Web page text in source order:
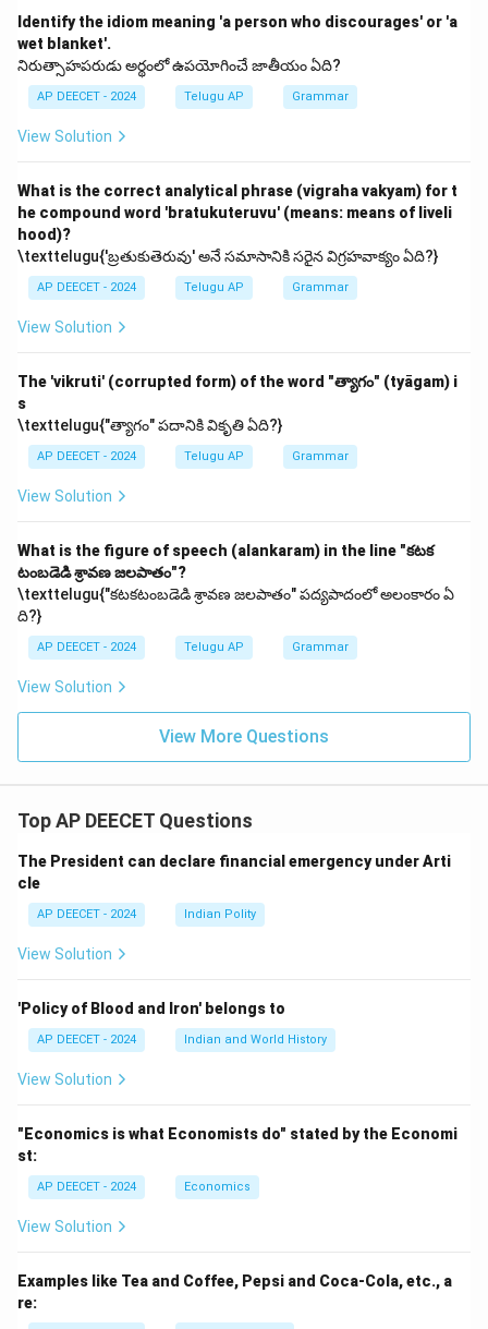
Identify the idiom meaning 'a person who discourages' or 'a
wet blanket'.
నిరుత్సాహపరుడు అర్థంలో ఉపయోగించే జాతీయం ఏది?
AP DEECET - 2024 Telugu AP Grammar
View Solution
What is the correct analytical phrase (vigraha vakyam) for t
he compound word 'bratukuteruvu' (means: means of liveli
hood)?
\texttelugu{'బ్రతుకుతెరువు' అనే సమాసానికి సరైన విగ్రహవాక్యం ఏది?}
AP DEECET - 2024 Telugu AP Grammar
View Solution
The 'vikruti' (corrupted form) of the word "త్యాగం" (tyāgam) i
s
\texttelugu{"త్యాగం" పదానికి వికృతి ఏది?}
AP DEECET - 2024 Telugu AP Grammar
View Solution
What is the figure of speech (alankaram) in the line "కటక
టంబడెడి శ్రావణ జలపాతం"?
\texttelugu{"కటకటంబడెడి శ్రావణ జలపాతం" పద్యపాదంలో అలంకారం ఏ
ది?}
AP DEECET - 2024 Telugu AP Grammar
View Solution
View More Questions
Top AP DEECET Questions
The President can declare financial emergency under Arti
cle
AP DEECET - 2024 Indian Polity
View Solution
'Policy of Blood and Iron' belongs to
AP DEECET - 2024 Indian and World History
View Solution
"Economics is what Economists do" stated by the Economi
st:
AP DEECET - 2024 Economics
View Solution
Examples like Tea and Coffee, Pepsi and Coca-Cola, etc., a
re: